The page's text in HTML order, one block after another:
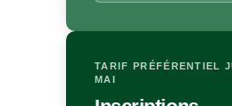
TARIF PRÉFÉRENTIEL
MAI